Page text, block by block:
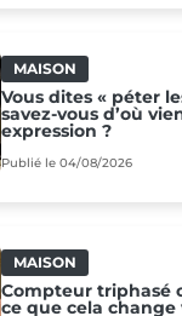
MAISON
Vous dites « péter
savez-vous d’où
expression ?
Publié le 04/08/2026
MAISON
Compteur triphasé
ce que cela